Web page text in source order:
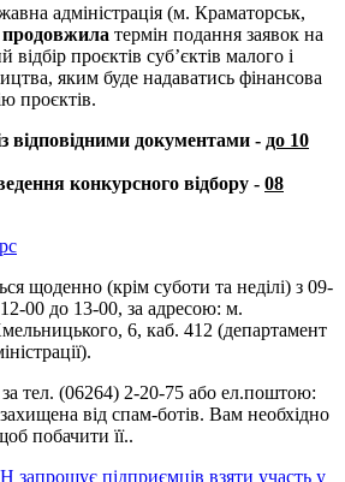
адміністрація (м. Краматорськ,
продовжила термін подання заявок на
проєктів суб’єктів малого і
яким буде надаватись фінансова
проєктів.
відповідними документами - до 10
конкурсного відбору - 08
щоденно (крім суботи та неділі) з 09-
00 до 13-00, за адресою: м.
6, каб. 412 (департамент
тел. (06264) 2-20-75 або ел.поштою:
від спам-ботів. Вам необхідно
побачити її..
запрошує підприємців взяти участь у